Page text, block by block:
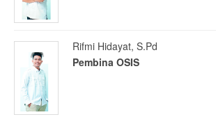
Rifmi Hidayat, S.Pd
Pembina OSIS